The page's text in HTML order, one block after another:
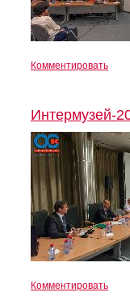
Комментировать
Интермузей-
Комментировать